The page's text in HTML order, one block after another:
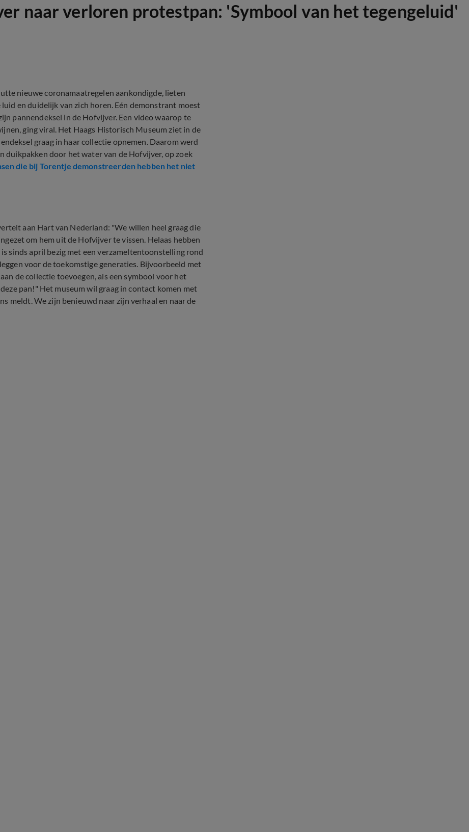
naar verloren protestpan: 'Symbool van het tegengeluid'
nieuwe coronamaatregelen aankondigde, lieten
en duidelijk van zich horen. Eén demonstrant moest
pannendeksel in de Hofvijver. Een video waarop te
ging viral. Het Haags Historisch Museum ziet in de
graag in haar collectie opnemen. Daarom werd
duikpakken door het water van de Hofvijver, op zoek
die bij Torentje demonstreerden hebben het niet
aan Hart van Nederland: "We willen heel graag die
om hem uit de Hofvijver te vissen. Helaas hebben
sinds april bezig met een verzameltentoonstelling rond
voor de toekomstige generaties. Bijvoorbeeld met
de collectie toevoegen, als een symbool voor het
pan!" Het museum wil graag in contact komen met
meldt. We zijn benieuwd naar zijn verhaal en naar de